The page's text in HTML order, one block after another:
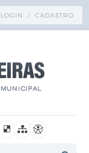
LOGIN / CADASTRO